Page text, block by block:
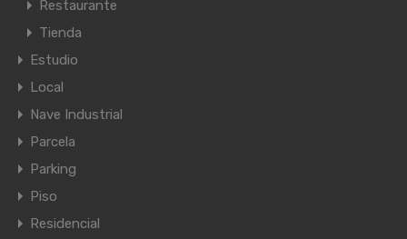
Restaurante
Tienda
Estudio
Local
Nave Industrial
Parcela
Parking
Piso
Residencial